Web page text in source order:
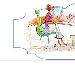
para
conteúdo